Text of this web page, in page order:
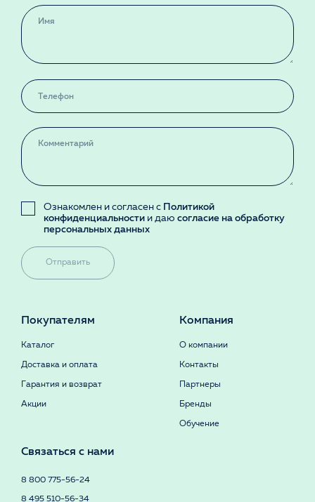
Ознакомлен и согласен с Политикой
конфиденциальности и даю согласие на обработку
персональных данных
Отправить
Покупателям
Каталог
Доставка и оплата
Гарантия и возврат
Акции
Компания
О компании
Контакты
Партнеры
Бренды
Обучение
Связаться с нами
8 800 775-56-24
8 495 510-56-34